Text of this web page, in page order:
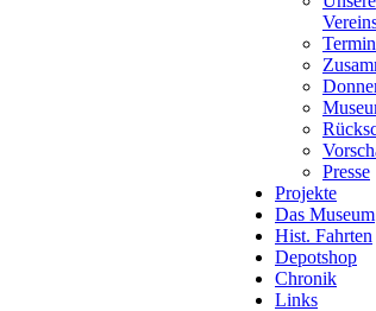
Presse
Projekte
Das Museum
Hist. Fahrten
Depotshop
Chronik
Links